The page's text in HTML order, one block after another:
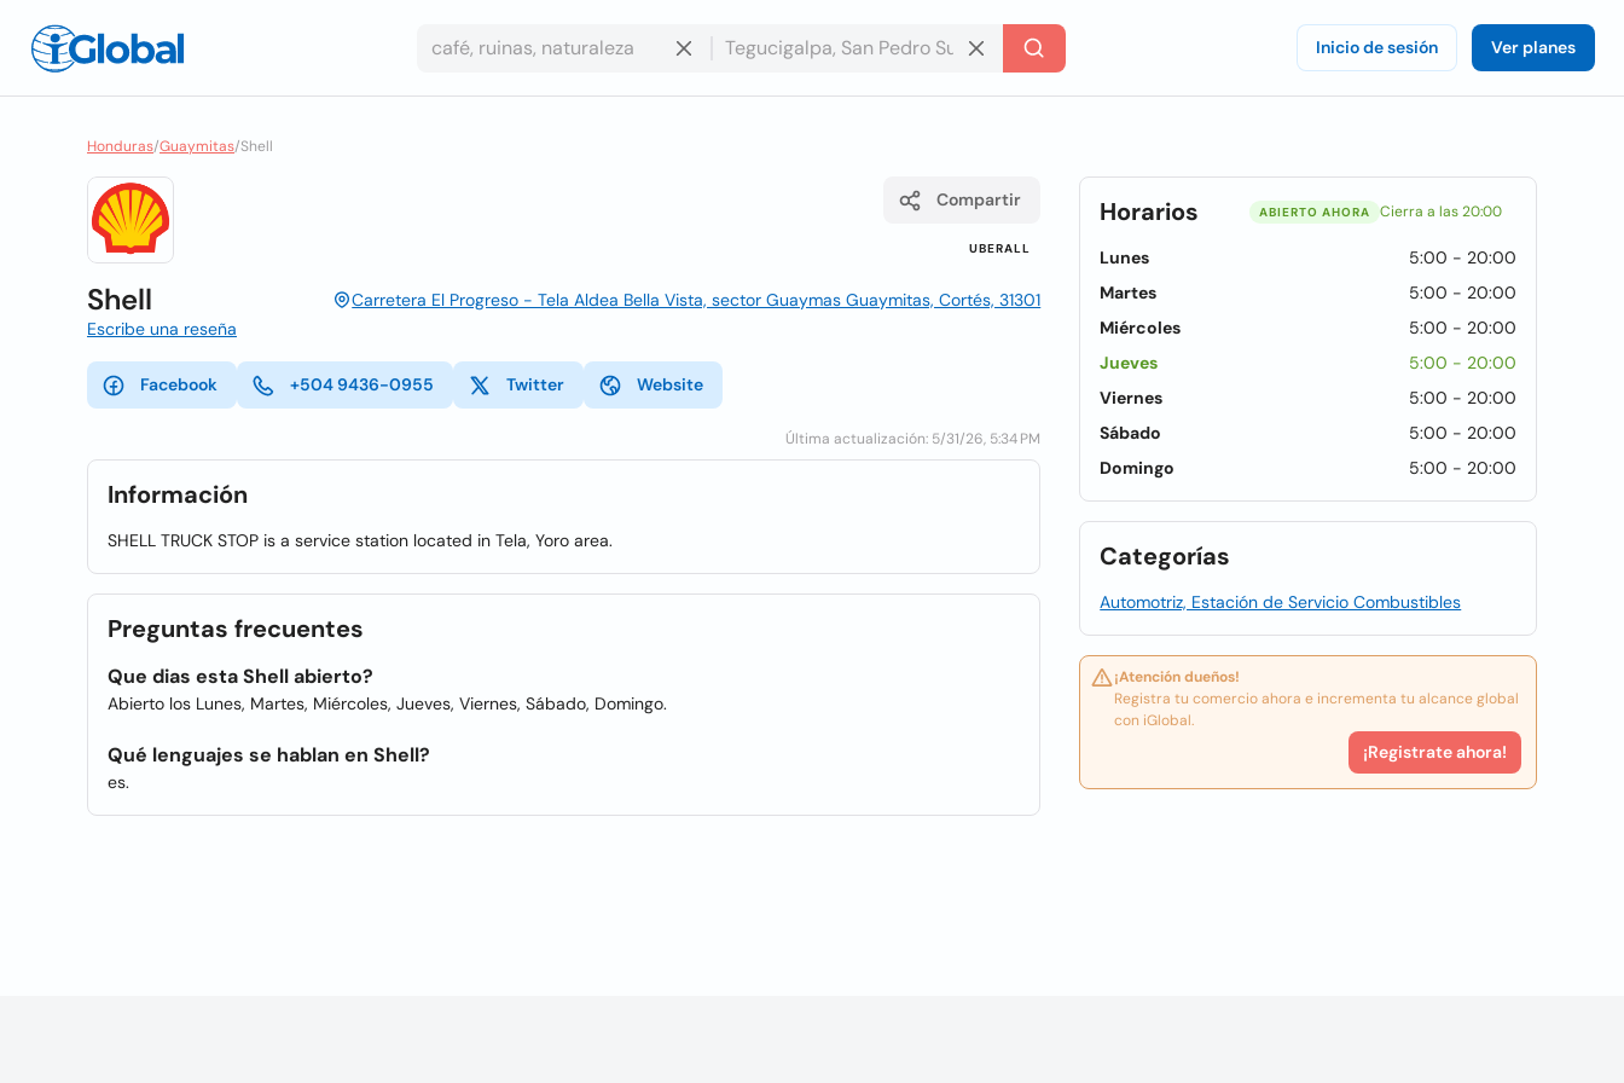
Inicio de sesión Ver planes
Honduras/Guaymitas/Shell
UBERALL
Compartir
Shell
Carretera El Progreso - Tela Aldea Bella Vista, sector Guaymas Guaymitas, Cortés, 31301
Escribe una reseña
Facebook +504 9436-0955 Twitter Website
Última actualización: 5/31/26, 5:34 PM
Información
SHELL TRUCK STOP is a service station located in Tela, Yoro area.
Preguntas frecuentes
Que dias esta Shell abierto?
Abierto los Lunes, Martes, Miércoles, Jueves, Viernes, Sábado, Domingo.
Qué lenguajes se hablan en Shell?
es.
Horarios ABIERTO AHORA Cierra a las 20:00
Lunes
5:00 - 20:00
Martes
5:00 - 20:00
Miércoles
5:00 - 20:00
Jueves
5:00 - 20:00
Viernes
5:00 - 20:00
Sábado
5:00 - 20:00
Domingo
5:00 - 20:00
Categorías
Automotriz, Estación de Servicio Combustibles
¡Atención dueños!
Registra tu comercio ahora e incrementa tu alcance global
con iGlobal.
¡Registrate ahora!